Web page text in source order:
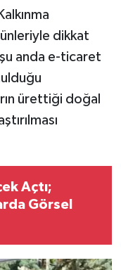
dikkat
anda e-ticaret
ürettiği doğal
Açtı;
Görsel